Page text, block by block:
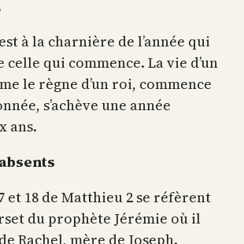
à la charnière de l’année qui
celle qui commence. La vie d’un
le règne d’un roi, commence
s’achève une année
ans.
et 18 de Matthieu 2 se réfèrent
du prophète Jérémie où il
Rachel, mère de Joseph.